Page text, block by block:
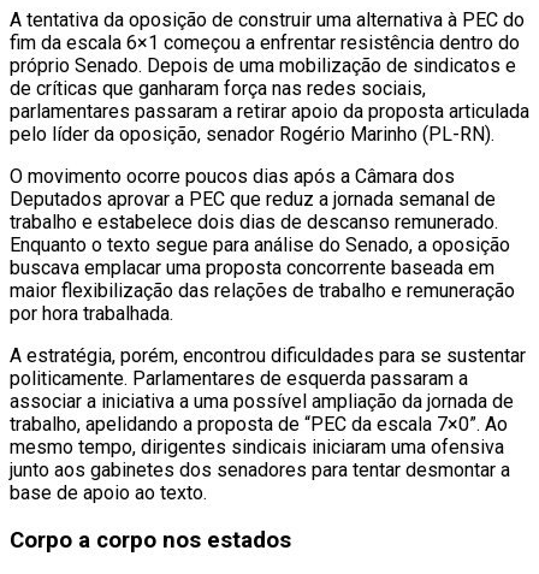
A tentativa da oposição de construir uma alternativa à PEC do
fim da escala 6×1 começou a enfrentar resistência dentro do
próprio Senado. Depois de uma mobilização de sindicatos e
de críticas que ganharam força nas redes sociais,
parlamentares passaram a retirar apoio da proposta articulada
pelo líder da oposição, senador Rogério Marinho (PL-RN).
O movimento ocorre poucos dias após a Câmara dos
Deputados aprovar a PEC que reduz a jornada semanal de
trabalho e estabelece dois dias de descanso remunerado.
Enquanto o texto segue para análise do Senado, a oposição
buscava emplacar uma proposta concorrente baseada em
maior flexibilização das relações de trabalho e remuneração
por hora trabalhada.
A estratégia, porém, encontrou dificuldades para se sustentar
politicamente. Parlamentares de esquerda passaram a
associar a iniciativa a uma possível ampliação da jornada de
trabalho, apelidando a proposta de “PEC da escala 7×0”. Ao
mesmo tempo, dirigentes sindicais iniciaram uma ofensiva
junto aos gabinetes dos senadores para tentar desmontar a
base de apoio ao texto.
Corpo a corpo nos estados